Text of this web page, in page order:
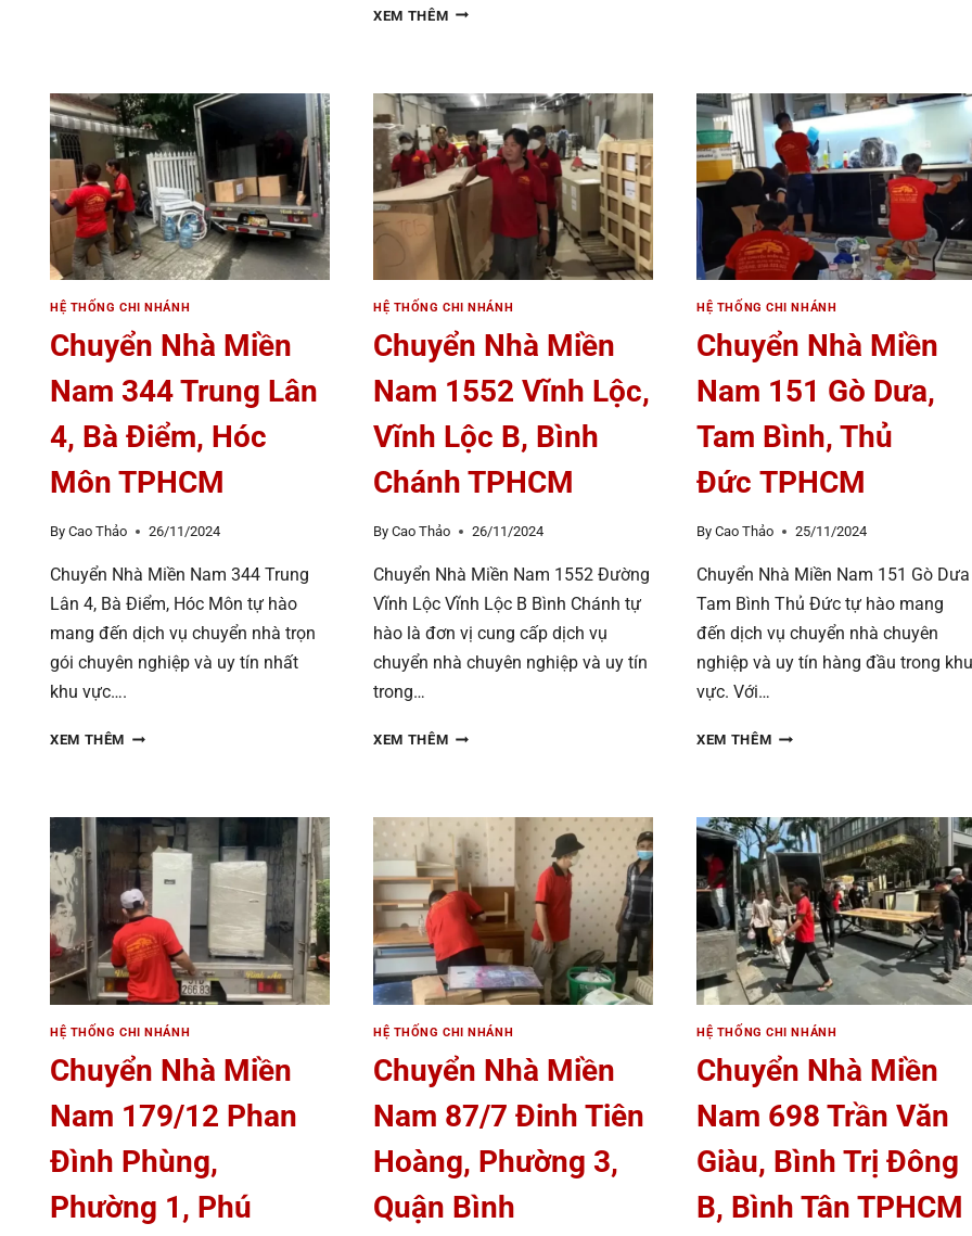
BÁN
BÍCH,
HÒA
THẠNH,
TÂN
PHÚ
TPHCM
XEM THÊMCHUYỂN
139/8B
KIM
CƯƠNG,
TÂN
THẠNH
ĐÔNG,
CỦ
CHI
TPHCM
7
ẤP
1,
HIỆP
PHƯỚC,
NHÀ
BÈ
TPHCM
HỆ THỐNG CHI NHÁNH
Chuyển Nhà Miền
Nam 344 Trung Lân
4, Bà Điểm, Hóc
Môn TPHCM
By Cao Thảo 26/11/2024
Chuyển Nhà Miền Nam 344 Trung
Lân 4, Bà Điểm, Hóc Môn tự hào
mang đến dịch vụ chuyển nhà trọn
gói chuyên nghiệp và uy tín nhất
khu vực….
XEM THÊM CHUYỂN
344
TRUNG
LÂN
4,
BÀ
ĐIỂM,
HÓC
MÔN
TPHCM
HỆ THỐNG CHI NHÁNH
Chuyển Nhà Miền
Nam 1552 Vĩnh Lộc,
Vĩnh Lộc B, Bình
Chánh TPHCM
By Cao Thảo 26/11/2024
Chuyển Nhà Miền Nam 1552 Đường
Vĩnh Lộc Vĩnh Lộc B Bình Chánh tự
hào là đơn vị cung cấp dịch vụ
chuyển nhà chuyên nghiệp và uy tín
trong…
XEM THÊMCHUYỂN
1552
VĨNH
LỘC,
VĨNH
LỘC
B,
BÌNH
CHÁNH
TPHCM
HỆ THỐNG CHI NHÁNH
Chuyển Nhà Miền
Nam 151 Gò Dưa,
Tam Bình, Thủ
Đức TPHCM
By Cao Thảo 25/11/2024
Chuyển Nhà Miền Nam 151 Gò Dưa
Tam Bình Thủ Đức tự hào mang
đến dịch vụ chuyển nhà chuyên
nghiệp và uy tín hàng đầu trong
vực. Với…
XEM THÊMCHUYỂN
151
GÒ
DƯA,
TAM
BÌNH,
THỦ
ĐỨC TPHCM
HỆ THỐNG CHI NHÁNH
Chuyển Nhà Miền
Nam 179/12 Phan
Đình Phùng,
Phường 1, Phú
HỆ THỐNG CHI NHÁNH
Chuyển Nhà Miền
Nam 87/7 Đinh Tiên
Hoàng, Phường 3,
Quận Bình
HỆ THỐNG CHI NHÁNH
Chuyển Nhà Miền
Nam 698 Trần Văn
Giàu, Bình Trị Đông
B, Bình Tân TPHCM